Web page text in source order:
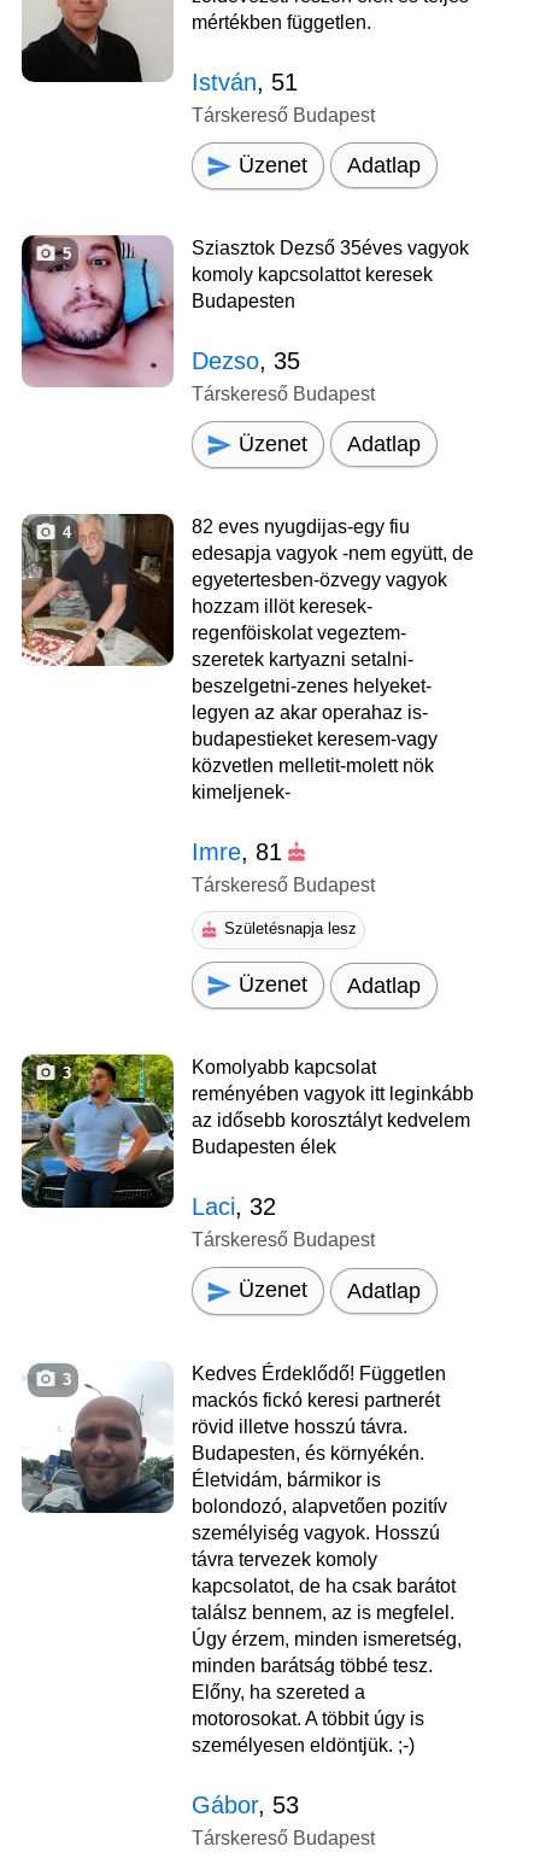
mértékben független.
István, 51
Társkereső Budapest
Üzenet Adatlap
5
Sziasztok Dezső 35éves vagyok
komoly kapcsolattot keresek
Budapesten
Dezso, 35
Társkereső Budapest
Üzenet Adatlap
4
82 eves nyugdijas-egy fiu
edesapja vagyok -nem együtt, de
egyetertesben-özvegy vagyok
hozzam illöt keresek-
regenföiskolat vegeztem-
szeretek kartyazni setalni-
beszelgetni-zenes helyeket-
legyen az akar operahaz is-
budapestieket keresem-vagy
közvetlen melletit-molett nök
kimeljenek-
Imre, 81
Társkereső Budapest
Születésnapja lesz
Üzenet Adatlap
3
Komolyabb kapcsolat
reményében vagyok itt leginkább
az idősebb korosztályt kedvelem
Budapesten élek
Laci, 32
Társkereső Budapest
Üzenet Adatlap
3
Kedves Érdeklődő! Független
mackós fickó keresi partnerét
rövid illetve hosszú távra.
Budapesten, és környékén.
Életvidám, bármikor is
bolondozó, alapvetően pozitív
személyiség vagyok. Hosszú
távra tervezek komoly
kapcsolatot, de ha csak barátot
találsz bennem, az is megfelel.
Úgy érzem, minden ismeretség,
minden barátság többé tesz.
Előny, ha szereted a
motorosokat. A többit úgy is
személyesen eldöntjük. ;-)
Gábor, 53
Társkereső Budapest